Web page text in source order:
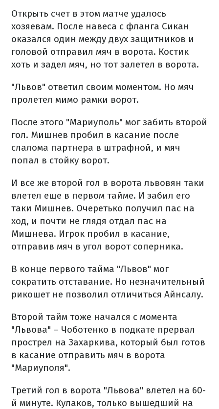
Открыть счет в этом матче удалось
хозяевам. После навеса с фланга Сикан
оказался один между двух защитников и
головой отправил мяч в ворота. Костик
хоть и задел мяч, но тот залетел в ворота.
"Львов" ответил своим моментом. Но мяч
пролетел мимо рамки ворот.
После этого "Мариуполь" мог забить второй
гол. Мишнев пробил в касание после
слалома партнера в штрафной, и мяч
попал в стойку ворот.
И все же второй гол в ворота львовян таки
влетел еще в первом тайме. И забил его
таки Мишнев. Очеретько получил пас на
ход, и почти не глядя отдал пас на
Мишнева. Игрок пробил в касание,
отправив мяч в угол ворот соперника.
В конце первого тайма "Львов" мог
сократить отставание. Но незначительный
рикошет не позволил отличиться Айнсалу.
Второй тайм тоже начался с момента
"Львова" – Чоботенко в подкате прервал
прострел на Захаркива, который был готов
в касание отправить мяч в ворота
"Мариуполя".
Третий гол в ворота "Львова" влетел на 60-
й минуте. Кулаков, только вышедший на